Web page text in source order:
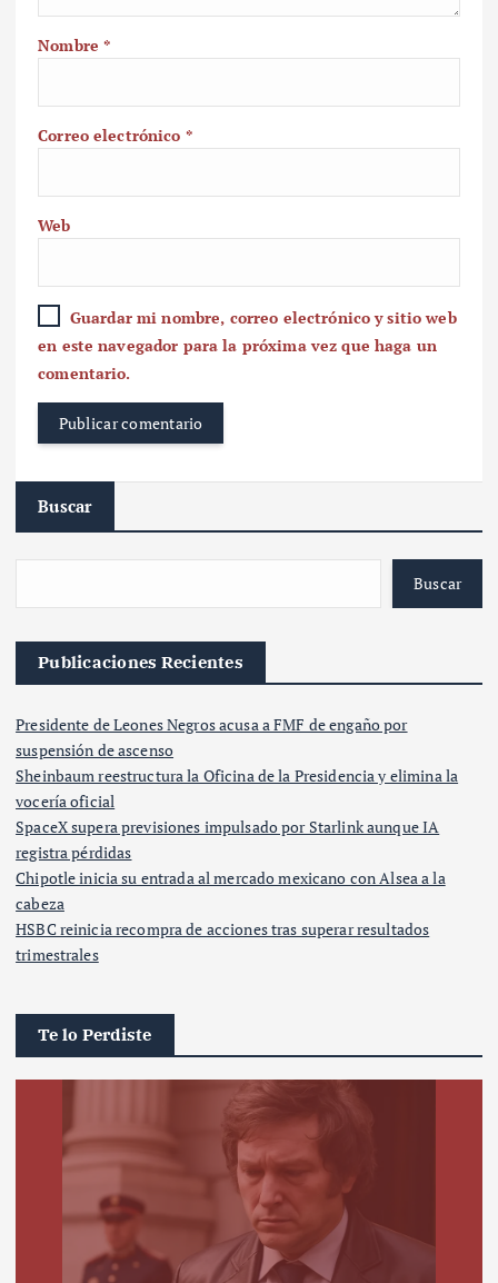
Nombre*
Correo electrónico *
Web
Guardar mi nombre, correo electrónico y sitio web
en este navegador para la próxima vez que haga un
comentario.
Buscar
Buscar
Publicaciones Recientes
Presidente de Leones Negros acusa a FMF de engaño por
suspensión de ascenso
Sheinbaum reestructura la Oficina de la Presidencia y elimina la
vocería oficial
SpaceX supera previsiones impulsado por Starlink aunque IA
registra pérdidas
Chipotle inicia su entrada al mercado mexicano con Alsea a la
cabeza
HSBC reinicia recompra de acciones tras superar resultados
trimestrales
Te lo Perdiste